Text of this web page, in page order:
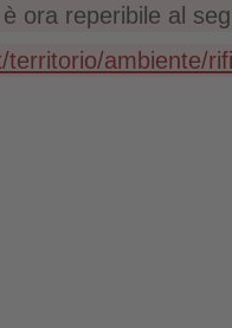
ora reperibile al
ambiente/